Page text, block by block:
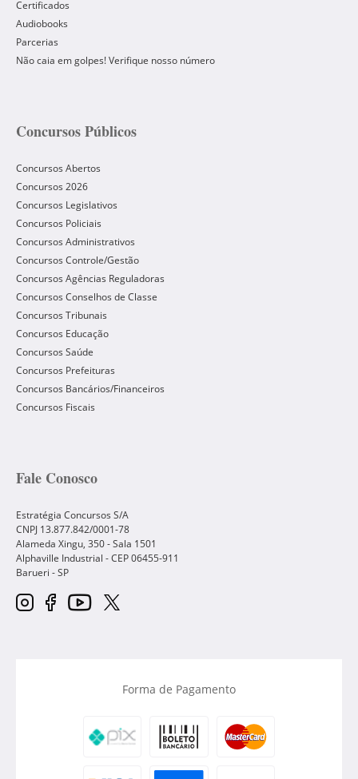
Certificados
Audiobooks
Parcerias
Não caia em golpes! Verifique nosso número
Concursos Públicos
Concursos Abertos
Concursos 2026
Concursos Legislativos
Concursos Policiais
Concursos Administrativos
Concursos Controle/Gestão
Concursos Agências Reguladoras
Concursos Conselhos de Classe
Concursos Tribunais
Concursos Educação
Concursos Saúde
Concursos Prefeituras
Concursos Bancários/Financeiros
Concursos Fiscais
Fale Conosco
Estratégia Concursos S/A
CNPJ 13.877.842/0001-78
Alameda Xingu, 350 - Sala 1501
Alphaville Industrial - CEP06455-911
Barueri -SP
Forma de Pagamento